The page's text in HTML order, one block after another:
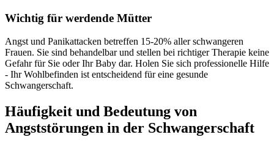
Wichtig für werdende Mütter
Angst und Panikattacken betreffen 15-20% aller schwangeren
Frauen. Sie sind behandelbar und stellen bei richtiger Therapie keine
Gefahr für Sie oder Ihr Baby dar. Holen Sie sich professionelle Hilfe
- Ihr Wohlbefinden ist entscheidend für eine gesunde
Schwangerschaft.
Häufigkeit und Bedeutung von
Angststörungen in der Schwangerschaft